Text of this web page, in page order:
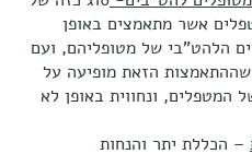
אשר מתאמצים באופן
הלהט"בי של מטופליהם, ועם
הזאת מופיעה על
המטפלים, ונחווית באופן לא
– הכללת יתר והנחות